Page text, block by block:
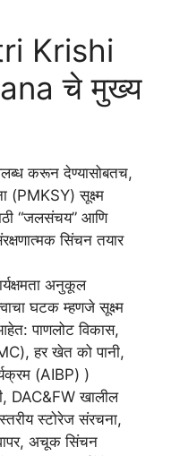
Krishi
चे मुख्य
करून देण्यासोबतच,
(PMKSY) सूक्ष्म
“जलसंचय” आणि
सिंचन तयार
अनुकूल
घटक म्हणजे सूक्ष्म
पाणलोट विकास,
हर खेत को पानी,
(AIBP) )
DAC&FW खालील
स्तरीय स्टोरेज संरचना,
अचूक सिंचन